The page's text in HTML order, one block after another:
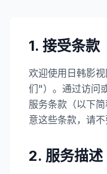
1. 接受条款
欢迎使用日韩影
们"）。通过访问
服务条款（以下
意这些条款，请不
2. 服务描述